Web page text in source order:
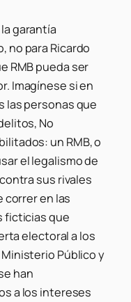
garantía
no para Ricardo
RMB pueda ser
Imagínese si en
las personas que
No
un RMB, o
el legalismo de
sus rivales
correr en las
ficticias que
electoral a los
Público y
han
a los intereses